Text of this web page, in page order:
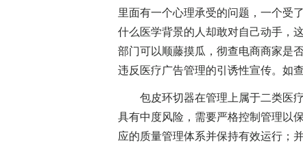
里面有一个心理承受的问题，一个受
什么医学背景的人却敢对自己动手，
部门可以顺藤摸瓜，彻查电商商家是
违反医疗广告管理的引诱性宣传。如
包皮环切器在管理上属于二类医疗
具有中度风险，需要严格控制管理以
应的质量管理体系并保持有效运行；